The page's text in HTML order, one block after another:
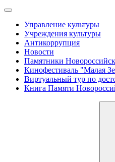
Управление культуры
Учреждения культуры
Антикоррупция
Новости
Памятники
Кинофестиваль "Малая
Виртуальный тур по
Книга Памяти